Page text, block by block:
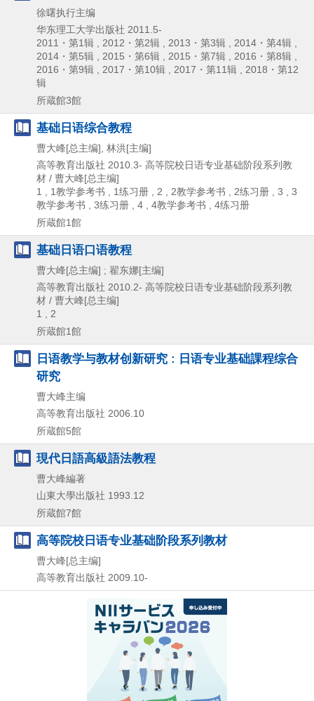
徐曙执行主编
华东理工大学出版社 2011.5-
2011・第1辑 , 2012・第2辑 , 2013・第3辑 , 2014・第4辑 ,
2014・第5辑 , 2015・第6辑 , 2015・第7辑 , 2016・第8辑 ,
2016・第9辑 , 2017・第10辑 , 2017・第11辑 , 2018・第12
辑
所蔵館3館
基础日语综合教程
曹大峰[总主编], 林洪[主编]
高等教育出版社 2010.3- 高等院校日语专业基础阶段系列教
材 / 曹大峰[总主编]
1 , 1教学参考书 , 1练习册 , 2 , 2教学参考书 , 2练习册 , 3 , 3
教学参考书 , 3练习册 , 4 , 4教学参考书 , 4练习册
所蔵館1館
基础日语口语教程
曹大峰[总主编] ; 翟东娜[主编]
高等教育出版社 2010.2- 高等院校日语专业基础阶段系列教
材 / 曹大峰[总主编]
1 , 2
所蔵館1館
日语教学与教材创新研究 : 日语专业基础課程综合
研究
曹大峰主编
高等教育出版社 2006.10
所蔵館5館
現代日語高級語法教程
曹大峰編著
山東大學出版社 1993.12
所蔵館7館
高等院校日语专业基础阶段系列教材
曹大峰[总主编]
高等教育出版社 2009.10-